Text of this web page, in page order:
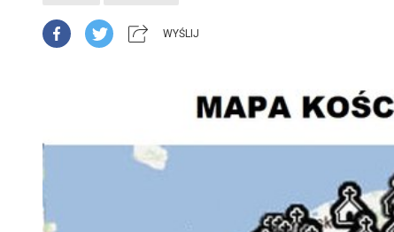
WYŚLIJ